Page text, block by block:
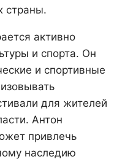
страны.
активно
и спорта. Он
и спортивные
для жителей
Антон
привлечь
наследию